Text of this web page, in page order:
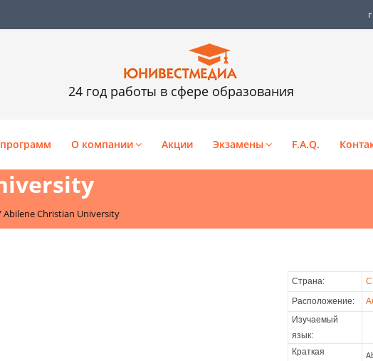
24 год работы в сфере образования
О компании Акции Экзамены F.A.Q.
Abilene Christian University
Страна:
Расположение:
Изучаемый
язык:
Краткая